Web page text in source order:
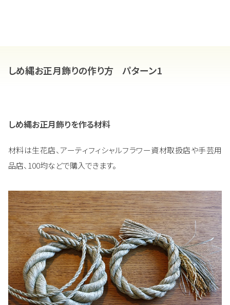
しめ縄お正月飾りの作り方 パターン1
しめ縄お正月飾りを作る材料
材料は生花店、アーティフィシャルフラワー資材取扱店や手芸用
品店、100均などで購入できます。